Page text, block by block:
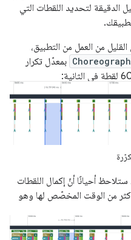
لتحديد اللقطات التي
من العمل من التطبيق،
بمعدّل تكرار
أحيانًا أنّ إكمال اللقطات
من الوقت المخصّص لها وهو